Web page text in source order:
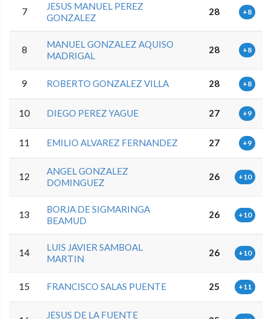
7
JESUS MANUEL PEREZ
GONZALEZ
28 +8
8
MANUEL GONZALEZ AQUISO
MADRIGAL
28 +8
9 ROBERTO GONZALEZ VILLA 28 +8
10 DIEGO PEREZ YAGUE 27 +9
11 EMILIO ALVAREZ FERNANDEZ 27 +9
12
ANGEL GONZALEZ
DOMINGUEZ
26 +10
13
BORJA DE SIGMARINGA
BEAMUD
26 +10
14
LUIS JAVIER SAMBOAL
MARTIN
26 +10
15 FRANCISCO SALAS PUENTE 25 +11
JESUS DE LA FUENTE